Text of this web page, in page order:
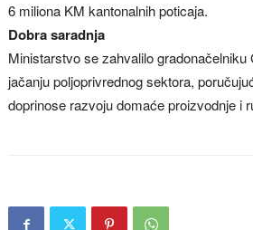
6 miliona KM kantonalnih poticaja.
Dobra saradnja
Ministarstvo se zahvalilo
jačanju poljoprivrednog sektora,
doprinose razvoju domaće proizvodnje i